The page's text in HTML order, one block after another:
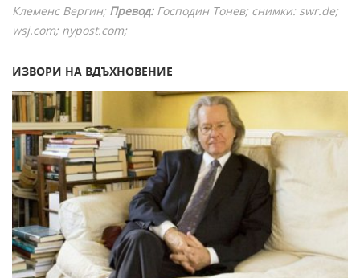
Клеменс Вергин; Превод:Господин Тонев; снимки: swr.de;
wsj.com; nypost.com;
ИЗВОРИ НА ВДЪХНОВЕНИЕ